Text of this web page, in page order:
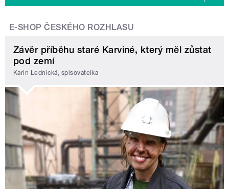
E-SHOP ČESKÉHO ROZHLASU
Závěr příběhu staré Karviné, který měl zůstat
pod zemí
Karin Lednická, spisovatelka